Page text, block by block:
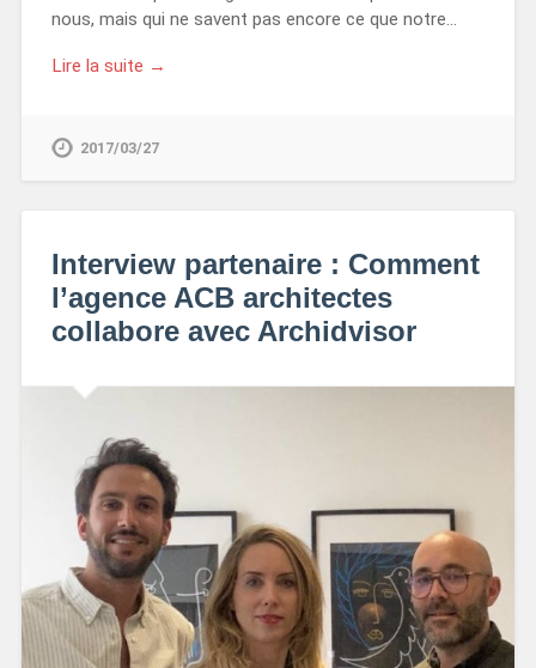
nous, mais qui ne savent pas encore ce que notre…
Lire la suite →
2017/03/27
Interview partenaire : Comment
l’agence ACB architectes
collabore avec Archidvisor